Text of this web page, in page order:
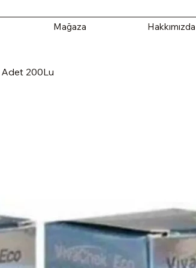
Mağaza Hakkımızda
200Lu